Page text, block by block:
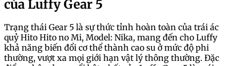
của Luffy Gear 5
Trạng thái Gear 5 là sự thức tỉnh hoàn toàn của trái ác
quỷ Hito Hito no Mi, Model: Nika, mang đến cho Luffy
khả năng biến đổi cơ thể thành cao su ở mức độ phi
thường, vượt xa mọi giới hạn vật lý thông thường. Đặc